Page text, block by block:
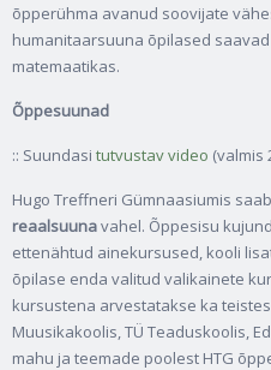
õpperühma avanud soovijate
humanitaarsuuna õpilased
matemaatikas.
Õppesuunad
:: Suundasi tutvustav video (valmis
Hugo Treffneri Gümnaasiumis
reaalsuunavahel. Õppesisu
ettenähtud ainekursused, kooli
õpilase enda valitud valikainete
kursustena arvestatakse ka
Muusikakoolis, TÜ Teaduskoolis,
mahu ja teemade poolest HTG